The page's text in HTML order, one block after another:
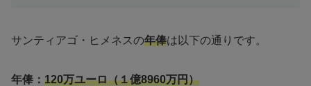
サンティアゴ・ヒメネスの年俸は以下の通りです。
年俸： 120万ユーロ（１億8960万円）